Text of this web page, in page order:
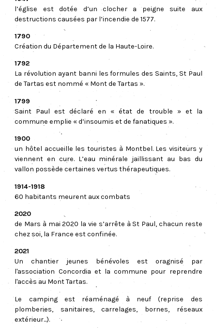
l’église est dotée d’un clocher a peigne suite aux
destructions causées par l’incendie de 1577.
1790
Création du Département de la Haute-Loire.
1792
La révolution ayant banni les formules des Saints, St Paul
de Tartas est nommé « Mont de Tartas ».
1799
Saint Paul est déclaré en « état de trouble » et la
commune emplie « d’insoumis et de fanatiques ».
1900
un hôtel accueille les touristes à Montbel. Les visiteurs y
viennent en cure. L’eau minérale jaillissant au bas du
vallon possède certaines vertus thérapeutiques.
1914-1918
60 habitants meurent aux combats
2020
de Mars à mai 2020 la vie s’arrête à St Paul, chacun reste
chez soi, la France est confinée.
2021
Un chantier jeunes bénévoles est oragnisé par
l'association Concordia et la commune pour reprendre
l'accès au Mont Tartas.
Le camping est réaménagé à neuf (reprise des
plomberies, sanitaires, carrelages, bornes, réseaux
extérieur...).